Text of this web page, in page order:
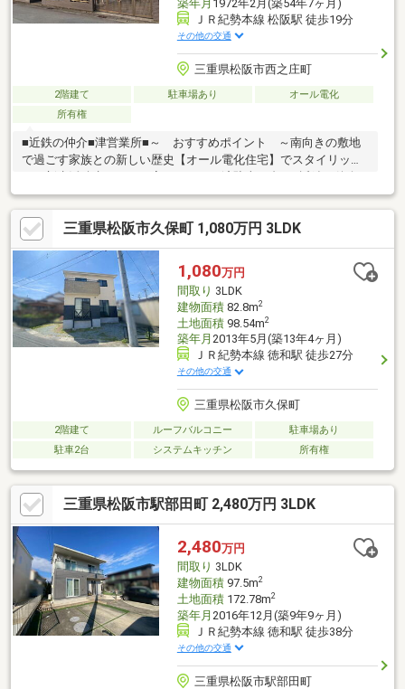
築年月 1972年2月(築54年7ヶ月)
ＪＲ紀勢本線 松阪駅 徒歩19分
その他の交通
三重県松阪市西之庄町
2階建て 駐車場あり
オール電化
所有権
■近鉄の仲介■津営業所■～ おすすめポイント ～南向きの敷地
で過ごす家族との新しい歴史【オール電化住宅】でスタイリッシ
津営業所■南向きの陽だまりが家族の時間をやさしく包む、積水
ハウスのリフォーム済み邸宅。オール電化で暮らしは洗練され、
日々が心地よい新しい習慣に変わる。駐車1台、徒歩圏にドラッグ
ストアや内科・歯科が揃い安心の生活導線。子どもと紡ぐ未来の
記憶を、この家で始める。
三重県松阪市久保町 1,080万円 3LDK
1,080万円
間取り 3LDK
建物面積82.8m2
土地面積98.54m2
築年月 2013年5月(築13年4ヶ月)
ＪＲ紀勢本線 徳和駅 徒歩27分
その他の交通
三重県松阪市久保町
2階建て ルーフバルコニー
駐車場あり
駐車2台
システムキッチン 所有権
三重県松阪市駅部田町 2,480万円 3LDK
2,480万円
間取り 3LDK
建物面積97.5m2
土地面積172.78m2
築年月 2016年12月(築9年9ヶ月)
ＪＲ紀勢本線 徳和駅 徒歩38分
その他の交通
三重県松阪市駅部田町